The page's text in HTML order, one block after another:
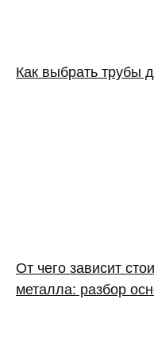
Как выбрать трубы
От чего зависит
металла: разбор